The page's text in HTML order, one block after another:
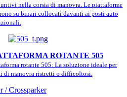
nella corsia di manovra. Le piattaforme
su binari collocati davanti ai posti auto
ROTANTE 505
rotante 505: La soluzione ideale per
di manovra ristretti o difficoltosi.
/ Crossparker